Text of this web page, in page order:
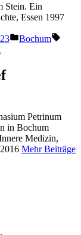
Stein. Ein
Essen 1997
Veröffentlicht
Bochum
Petrinum
in Bochum
Medizin,
Mehr Beiträge